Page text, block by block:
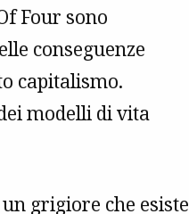
Four sono
conseguenze
capitalismo.
modelli di vita
grigiore che esiste